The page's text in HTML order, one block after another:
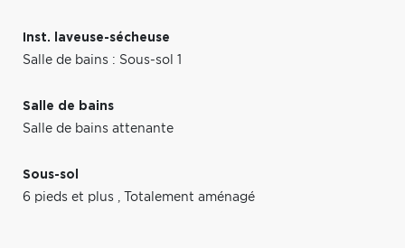
Inst. laveuse-sécheuse
Salle de bains : Sous-sol 1
Salle de bains
Salle de bains attenante
Sous-sol
6 pieds et plus , Totalement aménagé